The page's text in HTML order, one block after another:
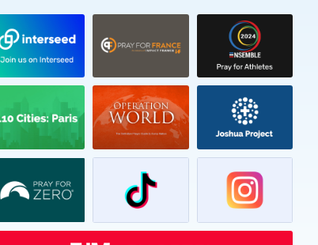
Swahili
Tamil
Telugu
Urdu
Vietnamese